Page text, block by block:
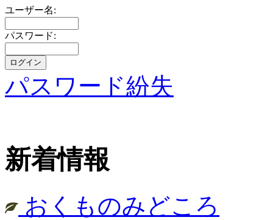
ユーザー名:
パスワード:
パスワード紛失
新着情報
おくものみどころ